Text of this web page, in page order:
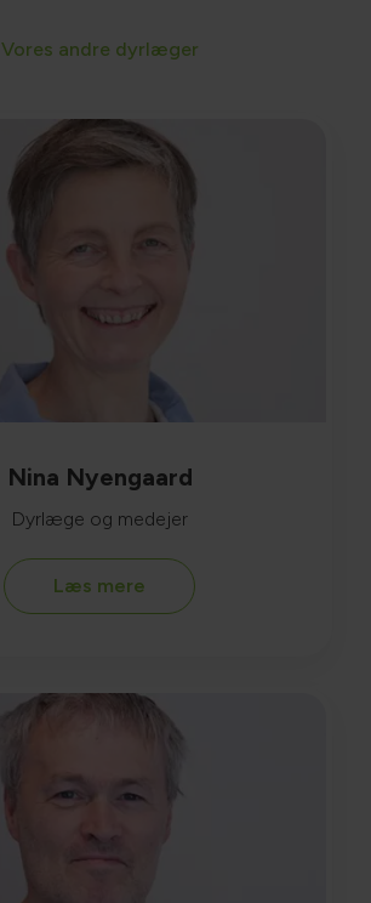
Vores andre dyrlæger
Nina Nyengaard
Dyrlæge og medejer
Læs mere